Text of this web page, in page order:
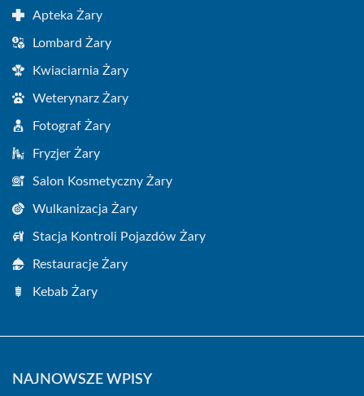
Apteka Żary
Lombard Żary
Kwiaciarnia Żary
Weterynarz Żary
Fotograf Żary
Fryzjer Żary
Salon Kosmetyczny Żary
Wulkanizacja Żary
Stacja Kontroli Pojazdów Żary
Restauracje Żary
Kebab Żary
NAJNOWSZE WPISY